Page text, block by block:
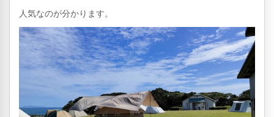
人気なのが分かります。